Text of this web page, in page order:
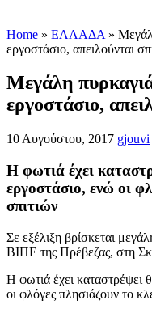
Home » ΕΛΛΑΔΑ »
εργοστάσιο, απειλούνται
Μεγάλη
εργοστάσιο,
10 Αυγούστου, 2017 gjouvi
Η φωτιά έχει
εργοστάσιο, ενώ οι
σπιτιών
Σε εξέλιξη βρίσκεται
ΒΙΠΕ της Πρέβεζας, στη
Η φωτιά έχει καταστρέψει
οι φλόγες πλησιάζουν το